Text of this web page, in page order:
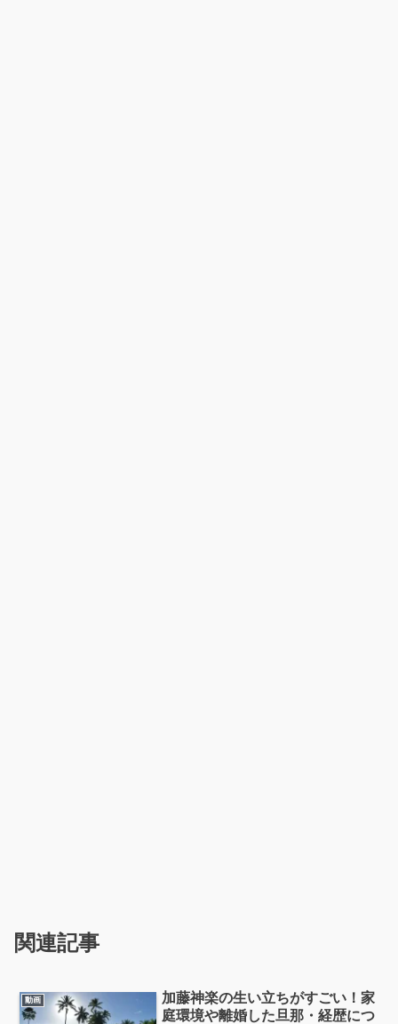
関連記事
動画
加藤神楽の生い立ちがすごい！家
庭環境や離婚した旦那・経歴につ